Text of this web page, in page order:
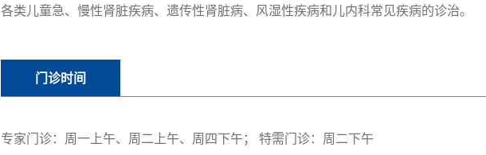
各类儿童急、慢性肾脏疾病、遗传性肾脏病、风湿性疾病和儿内科常见疾病的诊治。
门诊时间
专家门诊：周一上午、周二上午、周四下午； 特需门诊：周二下午